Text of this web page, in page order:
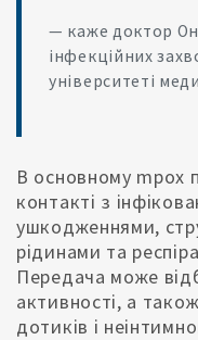
— каже доктор
інфекційних
університеті
В основному mpox
контакті з
ушкодженнями,
рідинами та
Передача може
активності, а
дотиків і